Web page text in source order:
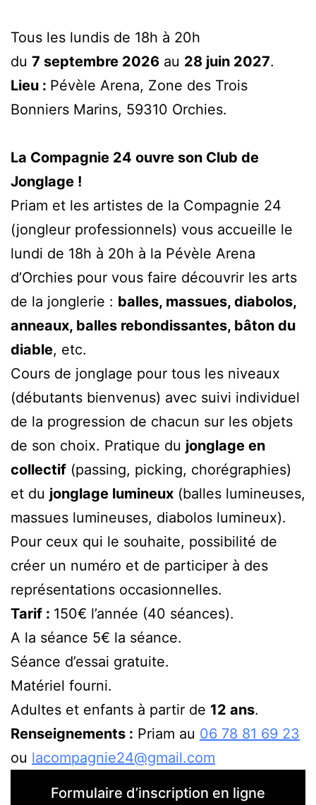
Tous les lundis de 18h à 20h
du 7 septembre 2026 au 28 juin 2027.
Lieu : Pévèle Arena, Zone des Trois
Bonniers Marins, 59310 Orchies.
La Compagnie 24 ouvre son Club de
Jonglage !
Priam et les artistes de la Compagnie 24
(jongleur professionnels) vous accueille le
lundi de 18h à 20h à la Pévèle Arena
d’Orchies pour vous faire découvrir les arts
de la jonglerie : balles, massues, diabolos,
anneaux, balles rebondissantes, bâton du
diable, etc.
Cours de jonglage pour tous les niveaux
(débutants bienvenus) avec suivi individuel
de la progression de chacun sur les objets
de son choix. Pratique du jonglage en
collectif (passing, picking, chorégraphies)
et du jonglage lumineux (balles lumineuses,
massues lumineuses, diabolos lumineux).
Pour ceux qui le souhaite, possibilité de
créer un numéro et de participer à des
représentations occasionnelles.
Tarif : 150€ l’année (40 séances).
A la séance 5€ la séance.
Séance d’essai gratuite.
Matériel fourni.
Adultes et enfants à partir de 12 ans.
Renseignements : Priam au 06 78 81 69 23
ou lacompagnie24@gmail.com
Formulaire d’inscription en ligne